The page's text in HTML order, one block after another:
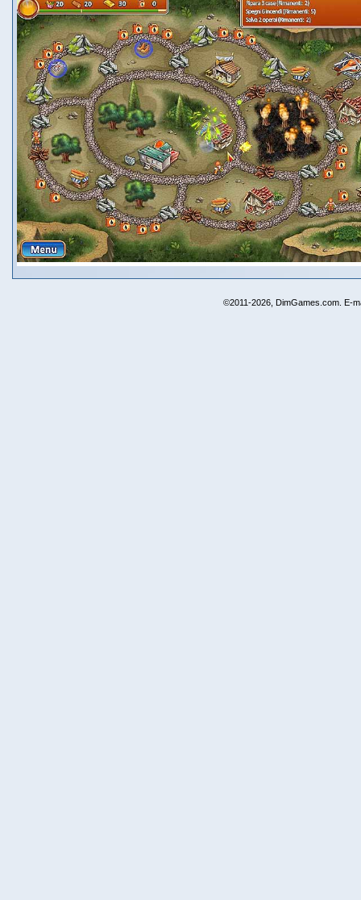
©2011-2026, DimGames.com. E-